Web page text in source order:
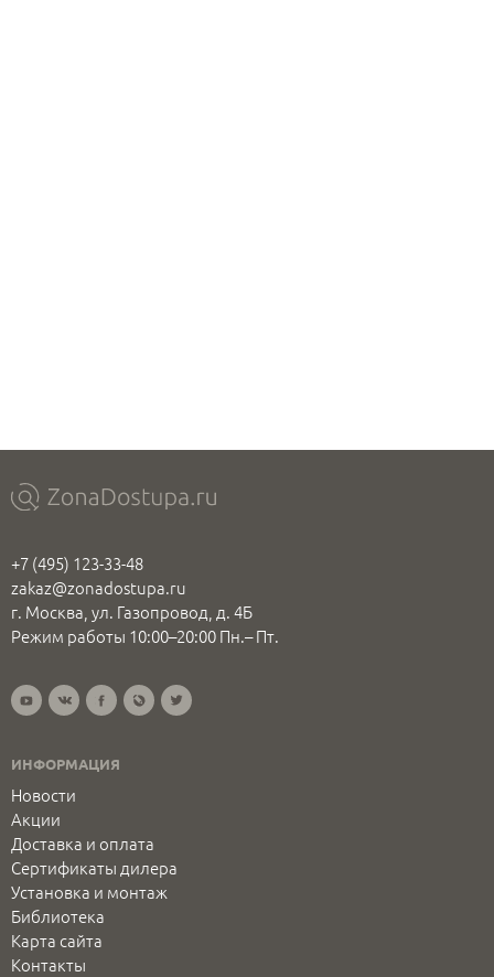
+7 (495) 123-33-48
zakaz@zonadostupa.ru
г. Москва, ул. Газопровод, д. 4Б
Режим работы 10:00–20:00 Пн.– Пт.
ИНФОРМАЦИЯ
Новости
Акции
Доставка и оплата
Сертификаты дилера
Установка и монтаж
Библиотека
Карта сайта
Контакты